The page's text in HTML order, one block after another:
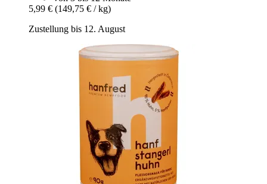
5,99 € (149,75 € / kg)
Zustellung bis 12. August